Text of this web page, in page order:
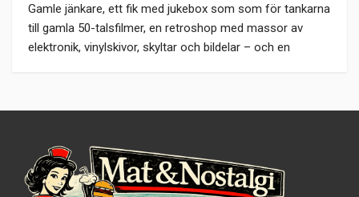
Gamle jänkare, ett fik med jukebox som som för tankarna
till gamla 50-talsfilmer, en retroshop med massor av
elektronik, vinylskivor, skyltar och bildelar – och en